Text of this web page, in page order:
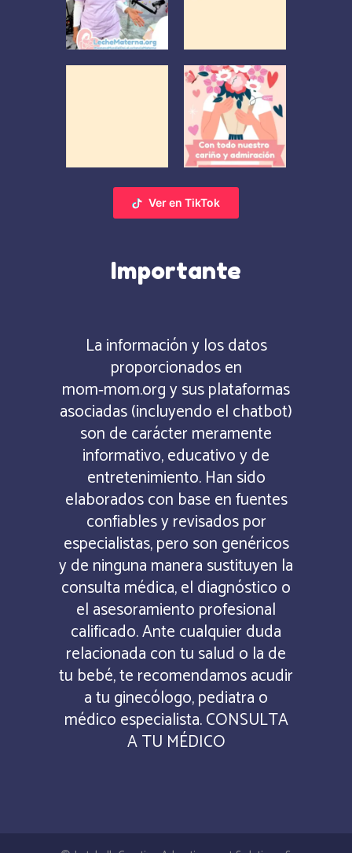
Ver en TikTok
Importante
La información y los datos
proporcionados en
mom‑mom.org y sus plataformas
asociadas (incluyendo el chatbot)
son de carácter meramente
informativo, educativo y de
entretenimiento. Han sido
elaborados con base en fuentes
confiables y revisados por
especialistas, pero son genéricos
y de ninguna manera sustituyen la
consulta médica, el diagnóstico o
el asesoramiento profesional
calificado. Ante cualquier duda
relacionada con tu salud o la de
tu bebé, te recomendamos acudir
a tu ginecólogo, pediatra o
médico especialista. CONSULTA
A TU MÉDICO